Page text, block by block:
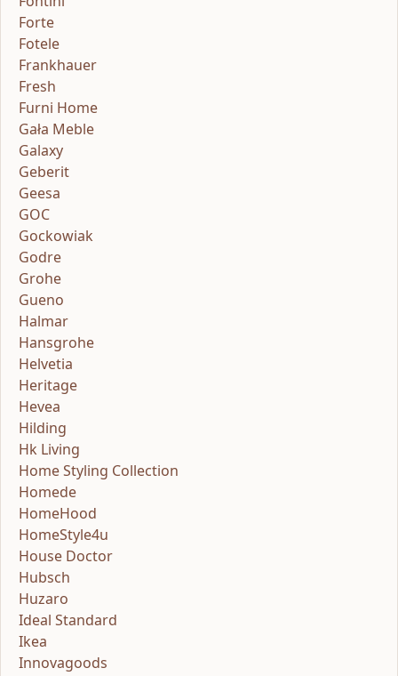
Forte
Fotele
Frankhauer
Fresh
Furni Home
Gała Meble
Galaxy
Geberit
Geesa
GOC
Gockowiak
Godre
Grohe
Gueno
Halmar
Hansgrohe
Helvetia
Heritage
Hevea
Hilding
Hk Living
Home Styling Collection
Homede
HomeHood
HomeStyle4u
House Doctor
Hubsch
Huzaro
Ideal Standard
Ikea
Innovagoods